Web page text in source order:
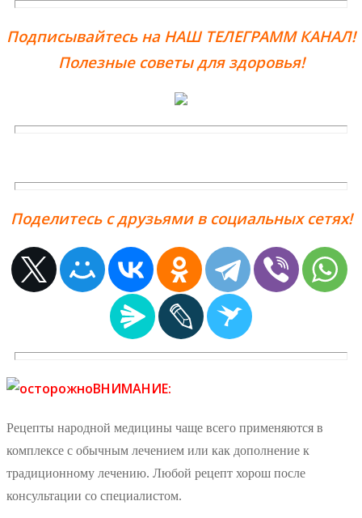
Подписывайтесь на НАШ ТЕЛЕГРАММ КАНАЛ!
Полезные советы для здоровья!
Поделитесь с друзьями в социальных сетях!
ВНИМАНИЕ:
Рецепты народной медицины чаще всего применяются в
комплексе с обычным лечением или как дополнение к
традиционному лечению. Любой рецепт хорош после
консультации со специалистом.